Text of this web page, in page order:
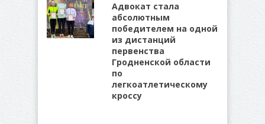
Адвокат стала
абсолютным
победителем на одной
из дистанций
первенства
Гродненской области
по
легкоатлетическому
кроссу